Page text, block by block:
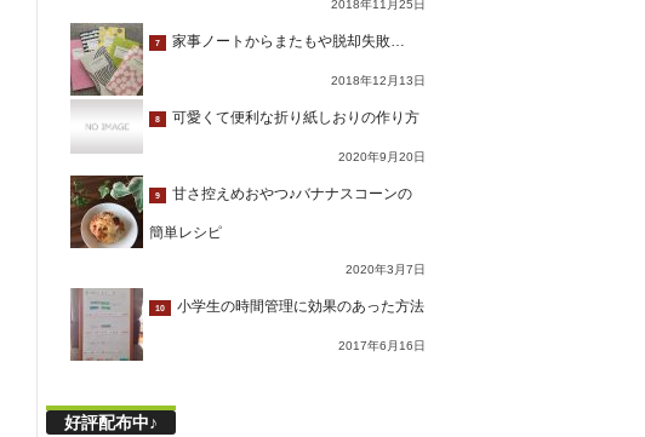
2018年11月25日
7 家事ノートからまたもや脱却失敗…
2018年12月13日
8 可愛くて便利な折り紙しおりの作り方
2020年9月20日
9 甘さ控えめおやつ♪バナナスコーンの
簡単レシピ
2020年3月7日
10 小学生の時間管理に効果のあった方法
2017年6月16日
好評配布中♪